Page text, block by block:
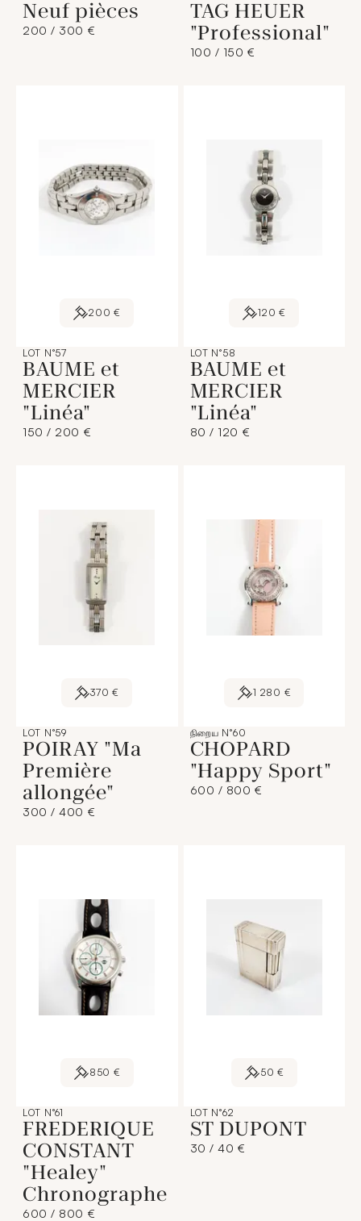
Neuf pièces
200 / 300 €
TAG HEUER
"Professional"
100 / 150 €
200 €
LOT N°57
BAUME et
MERCIER
"Linéa"
150 / 200 €
120 €
LOT N°58
BAUME et
MERCIER
"Linéa"
80 / 120 €
370 €
LOT N°59
POIRAY "Ma
Première
allongée"
300 / 400 €
1 280 €
நிறைய N°60
CHOPARD
"Happy Sport"
600 / 800 €
850 €
LOT N°61
FREDERIQUE
CONSTANT
"Healey"
Chronographe
600 / 800 €
50 €
LOT N°62
ST DUPONT
30 / 40 €